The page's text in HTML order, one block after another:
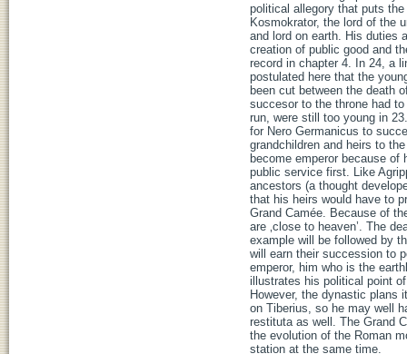
political allegory that puts
Kosmokrator, the lord of the
and lord on earth. His duties
creation of public good and
record in chapter 4. In 24, a
postulated here that the
been cut between the death
succesor to the throne had
run, were still too young in
for Nero Germanicus to
grandchildren and heirs to
become emperor because of
public service first. Like
ancestors (a thought
that his heirs would have to
Grand Camée. Because of
are ‚close to heaven’. The
example will be followed by
will earn their succession to
emperor, him who is the
illustrates his political point
However, the dynastic plans
on Tiberius, so he may well
restituta as well. The Grand
the evolution of the Roman
station at the same time.